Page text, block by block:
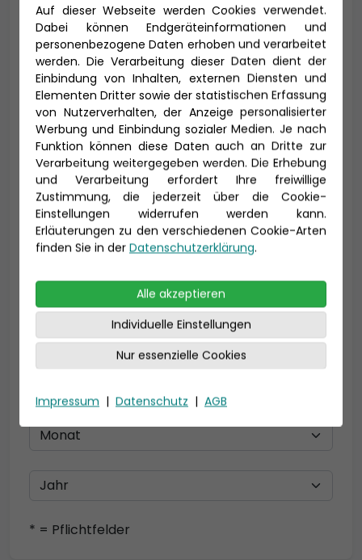
Titel
Vorname * Nachname *
E-Mail *
Telefon *
Geburtsdatum
* = Pflichtfelder
Auf dieser Webseite werden Cookies verwendet.
Dabei können Endgeräteinformationen und
personenbezogene Daten erhoben und verarbeitet
werden. Die Verarbeitung dieser Daten dient der
Einbindung von Inhalten, externen Diensten und
Elementen Dritter sowie der statistischen Erfassung
von Nutzerverhalten, der Anzeige personalisierter
Werbung und Einbindung sozialer Medien. Je nach
Funktion können diese Daten auch an Dritte zur
Verarbeitung weitergegeben werden. Die Erhebung
und Verarbeitung erfordert Ihre freiwillige
Zustimmung, die jederzeit über die Cookie-
Einstellungen widerrufen werden kann.
Erläuterungen zu den verschiedenen Cookie-Arten
finden Sie in der Datenschutzerklärung.
Alle akzeptieren
Individuelle Einstellungen
Nur essenzielle Cookies
Impressum | Datenschutz | AGB